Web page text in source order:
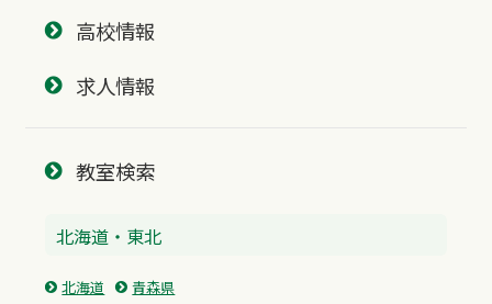
高校情報
求人情報
教室検索
北海道・東北
北海道 青森県